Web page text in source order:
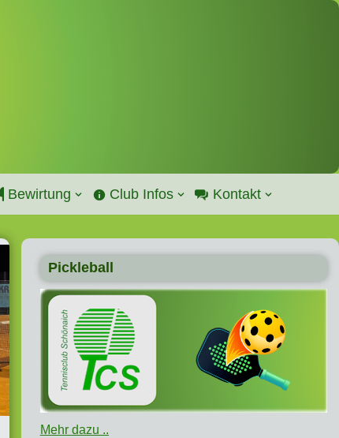
Bewirtung Club Infos Kontakt
Pickleball
Mehr dazu ..